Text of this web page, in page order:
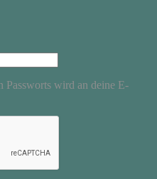
Passworts wird an deine E-